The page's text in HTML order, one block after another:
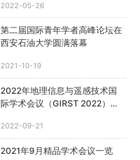
2022-05-26
第二届国际青年学者高峰论坛在
西安石油大学圆满落幕
2021-10-19
2022年地理信息与遥感技术国
际学术会议（GIRST 2022）顺
2022-09-21
2021年9月精品学术会议一览